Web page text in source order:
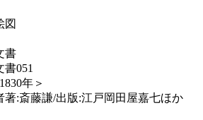
図
書
051
年＞
著:斎藤謙/出版:江戸岡田屋嘉七ほか